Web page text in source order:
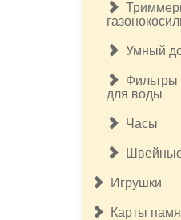
Умный
Фильтры
для воды
Часы
Игрушки
Карты